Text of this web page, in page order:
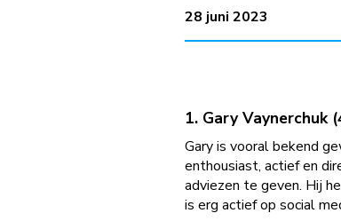
28 juni 2023
1. Gary Vaynerchuk
Gary is vooral bekend
enthousiast, actief en
adviezen te geven. Hij
is erg actief op social